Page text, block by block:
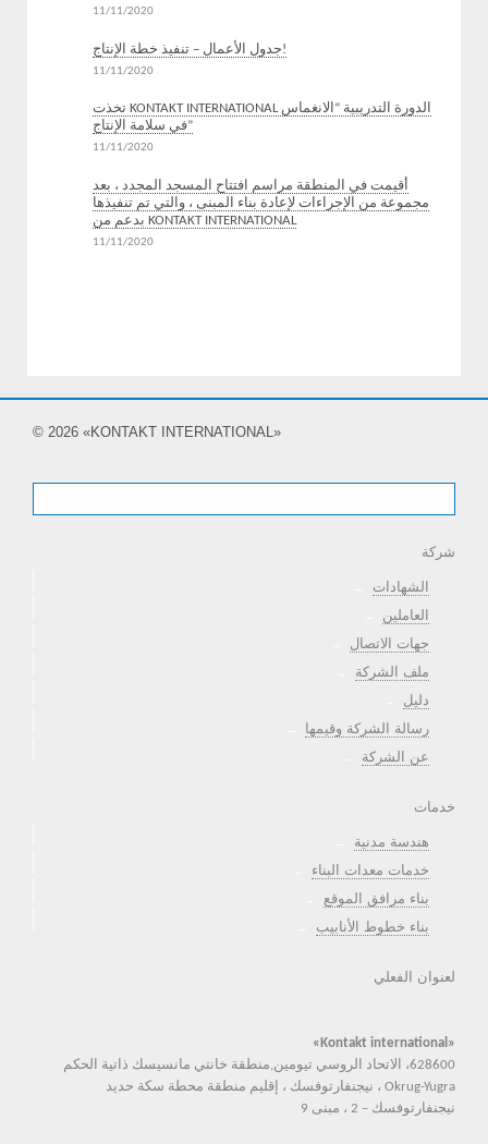
11/11/2020
جدول الأعمال – تنفيذ خطة الإنتاج!
11/11/2020
تخذت KONTAKT INTERNATIONAL الدورة التدريبية “الانغماس
في سلامة الإنتاج”
11/11/2020
أقيمت في المنطقة مراسم افتتاح المسجد المجدد ، بعد
مجموعة من الإجراءات لإعادة بناء المبنى ، والتي تم تنفيذها
بدعم من KONTAKT INTERNATIONAL
11/11/2020
© 2026 «KONTAKT INTERNATIONAL»
شركة
الشهادات
العاملين
جهات الاتصال
ملف الشركة
دليل
رسالة الشركة وقيمها
عن الشركة
خدمات
هندسة مدنية
خدمات معدات البناء
بناء مرافق الموقع
بناء خطوط الأنابيب
لعنوان الفعلي
«Kontakt international»
628600، الاتحاد الروسي تيومين,منطقة خانتي مانسيسك ذاتية الحكم
Okrug-Yugra ، نيجنفارتوفسك ، إقليم منطقة محطة سكة حديد
نيجنفارتوفسك – 2 ، مبنى 9